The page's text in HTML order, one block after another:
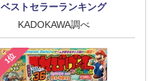
ベストセラーランキング
KADOKAWA調べ
1位